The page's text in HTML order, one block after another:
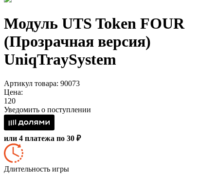
Модуль UTS Token FOUR
(Прозрачная версия)
UniqTraySystem
Артикул товара: 90073
Цена:
120
Уведомить о поступлении
или 4 платежа по 30 ₽
Длительность игры